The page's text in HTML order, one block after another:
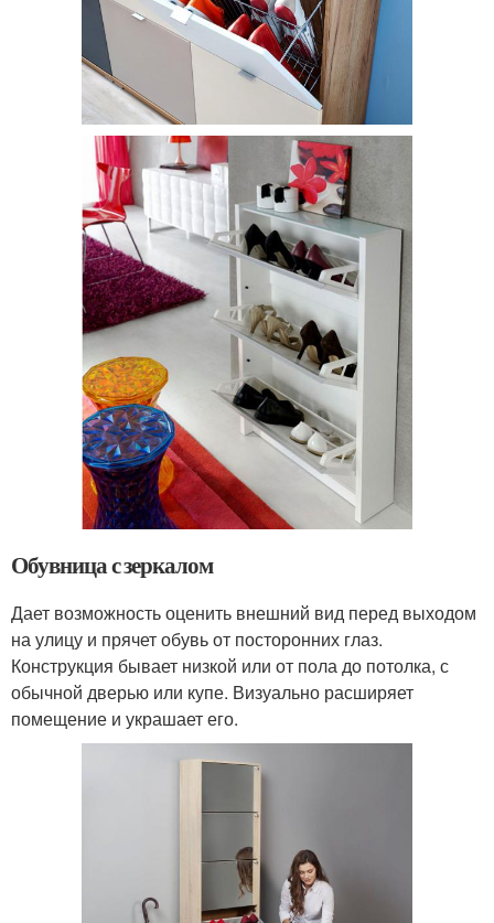
Обувница с зеркалом
Дает возможность оценить внешний вид перед выходом
на улицу и прячет обувь от посторонних глаз.
Конструкция бывает низкой или от пола до потолка, с
обычной дверью или купе. Визуально расширяет
помещение и украшает его.